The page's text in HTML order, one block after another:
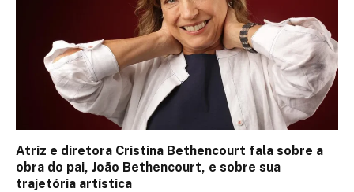
Atriz e diretora Cristina Bethencourt fala sobre a
obra do pai, João Bethencourt, e sobre sua
trajetória artística